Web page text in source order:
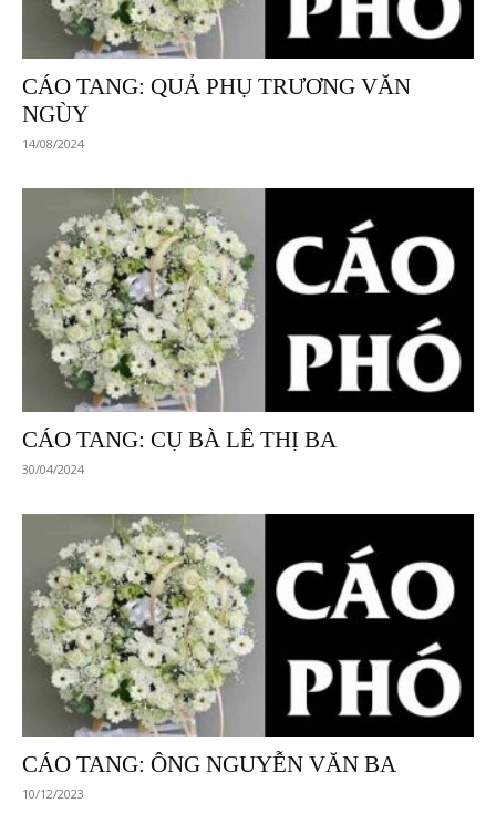
CÁO TANG: QUẢ PHỤ TRƯƠNG VĂN
NGÙY
14/08/2024
CÁO TANG: CỤ BÀ LÊ THỊ BA
30/04/2024
CÁO TANG: ÔNG NGUYỄN VĂN BA
10/12/2023